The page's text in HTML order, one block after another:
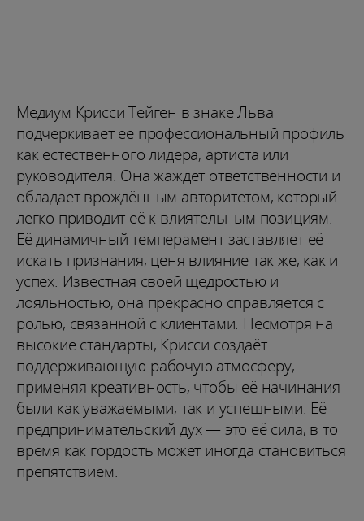
Медиум Крисси Тейген в знаке Льва
подчёркивает её профессиональный профиль
как естественного лидера, артиста или
руководителя. Она жаждет ответственности и
обладает врождённым авторитетом, который
легко приводит её к влиятельным позициям.
Её динамичный темперамент заставляет её
искать признания, ценя влияние так же, как и
успех. Известная своей щедростью и
лояльностью, она прекрасно справляется с
ролью, связанной с клиентами. Несмотря на
высокие стандарты, Крисси создаёт
поддерживающую рабочую атмосферу,
применяя креативность, чтобы её начинания
были как уважаемыми, так и успешными. Её
предпринимательский дух — это её сила, в то
время как гордость может иногда становиться
препятствием.